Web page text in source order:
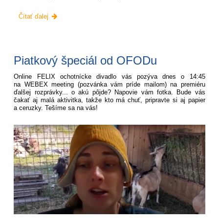
Poobedná
Čítať ďalej
Piatkový špeciál od OFODu
Online FELIX ochotnícke divadlo vás pozýva dnes o 14:45
na WEBEX meeting (pozvánka vám príde mailom) na premiéru
ďalšej rozprávky... o akú pôjde? Napovie vám fotka. Bude vás
čakať aj malá aktivitka, takže kto má chuť, pripravte si aj papier
a ceruzky. Tešíme sa na vás!